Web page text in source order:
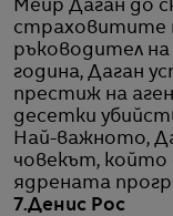
Меир Даган до
страховитите
ръководител
година, Даган
престиж на
десетки
Най-важното,
човекът, който
ядрената
7.Денис Рос